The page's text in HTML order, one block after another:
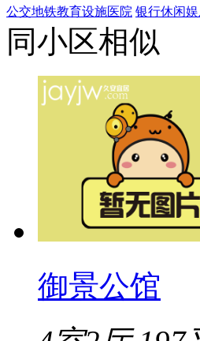
公交地铁教育设施医院 银行休闲
同小区相似
御景公馆